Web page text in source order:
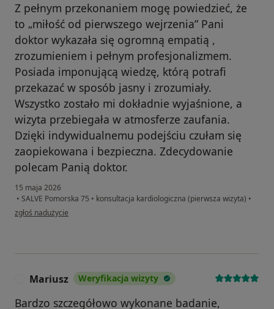
Z pełnym przekonaniem mogę powiedzieć, że
to „miłość od pierwszego wejrzenia” Pani
doktor wykazała się ogromną empatią ,
zrozumieniem i pełnym profesjonalizmem.
Posiada imponującą wiedzę, którą potrafi
przekazać w sposób jasny i zrozumiały.
Wszystko zostało mi dokładnie wyjaśnione, a
wizyta przebiegała w atmosferze zaufania.
Dzięki indywidualnemu podejściu czułam się
zaopiekowana i bezpieczna. Zdecydowanie
polecam Panią doktor.
15 maja 2026
• SALVE Pomorska 75 • konsultacja kardiologiczna (pierwsza wizyta) •
w opinii użytkownika Agnieszka
zgłoś nadużycie
Mariusz Weryfikacja wizyty
Bardzo szczegółowo wykonane badanie,